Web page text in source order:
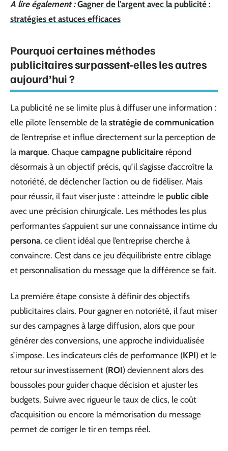
A lire également : Gagner de l'argent avec la publicité :
stratégies et astuces efficaces
Pourquoi certaines méthodes
publicitaires surpassent-elles les autres
aujourd’hui ?
La publicité ne se limite plus à diffuser une information :
elle pilote l’ensemble de la stratégie de communication
de l’entreprise et influe directement sur la perception de
la marque. Chaque campagne publicitaire répond
désormais à un objectif précis, qu’il s’agisse d’accroître la
notoriété, de déclencher l’action ou de fidéliser. Mais
pour réussir, il faut viser juste : atteindre le public cible
avec une précision chirurgicale. Les méthodes les plus
performantes s’appuient sur une connaissance intime du
persona, ce client idéal que l’entreprise cherche à
convaincre. C’est dans ce jeu d’équilibriste entre ciblage
et personnalisation du message que la différence se fait.
La première étape consiste à définir des objectifs
publicitaires clairs. Pour gagner en notoriété, il faut miser
sur des campagnes à large diffusion, alors que pour
générer des conversions, une approche individualisée
s’impose. Les indicateurs clés de performance (KPI) et le
retour sur investissement (ROI) deviennent alors des
boussoles pour guider chaque décision et ajuster les
budgets. Suivre avec rigueur le taux de clics, le coût
d’acquisition ou encore la mémorisation du message
permet de corriger le tir en temps réel.